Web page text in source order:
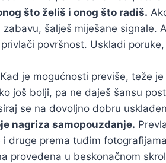
što želiš i onog što radiš.
šalješ miješane signale.
površnost. Uskladi
Kad je mogućnosti previše, teže
još bolji, pa ne daješ šansu
se na dovoljno dobru
nagriza samopouzdanje.
i druge prema tuđim
provedena u beskonačnom